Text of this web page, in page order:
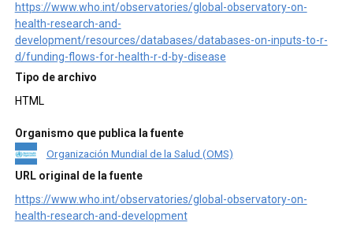
https://www.who.int/observatories/global-observatory-on-
health-research-and-
development/resources/databases/databases-on-inputs-to-r-
d/funding-flows-for-health-r-d-by-disease
Tipo de archivo
HTML
Organismo que publica la fuente
Organización Mundial de la Salud (OMS)
URL original de la fuente
https://www.who.int/observatories/global-observatory-on-
health-research-and-development